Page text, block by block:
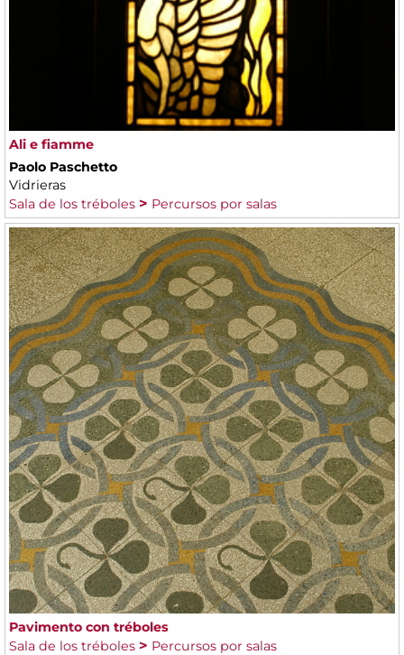
Ali e fiamme
Paolo Paschetto
Vidrieras
Sala de los tréboles
Percursos por salas
Pavimento con tréboles
Sala de los tréboles
Percursos por salas